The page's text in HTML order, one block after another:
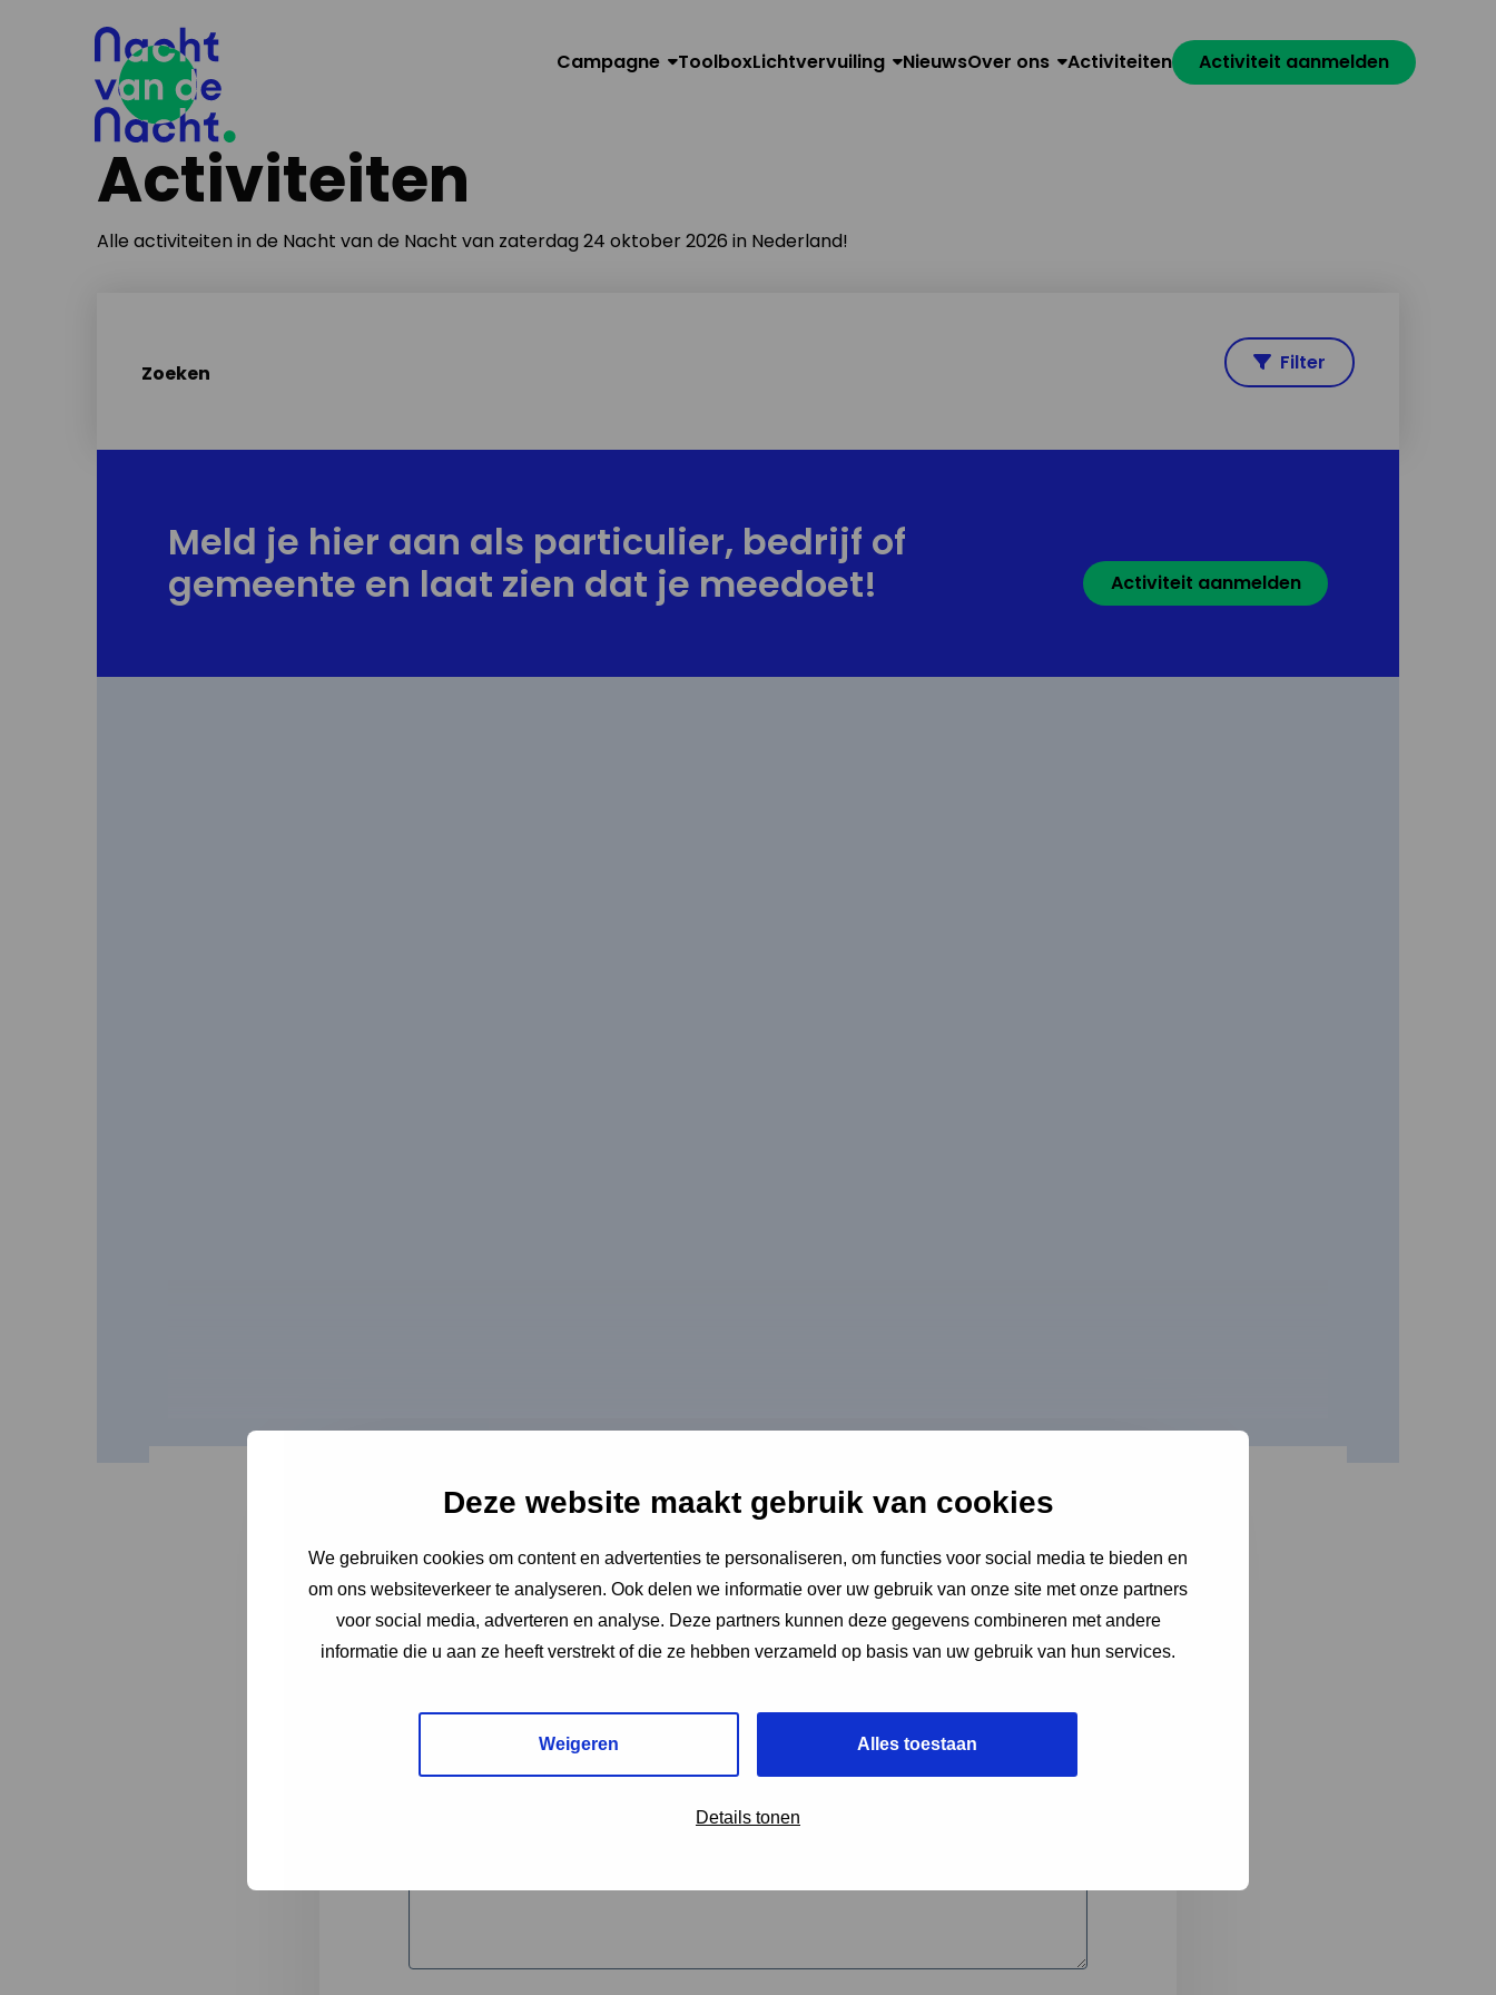
Deze website maakt gebruik van cookies
We gebruiken cookies om content en advertenties te personaliseren, om functies voor social media te bieden en
om ons websiteverkeer te analyseren. Ook delen we informatie over uw gebruik van onze site met onze partners
voor social media, adverteren en analyse. Deze partners kunnen deze gegevens combineren met andere
informatie die u aan ze heeft verstrekt of die ze hebben verzameld op basis van uw gebruik van hun services.
Weigeren Alles toestaan
Details tonen
Campagne ToolboxLichtvervuiling NieuwsOver ons Activiteiten Activiteit aanmelden
Activiteiten
Alle activiteiten in de Nacht van de Nacht van zaterdag 24 oktober 2026 in Nederland!
Zoeken Filter
Meld je hier aan als particulier, bedrijf of
gemeente en laat zien dat je meedoet!
Activiteit aanmelden
"* " geeft vereiste velden aan
1 2
3
Volledige omschrijving*